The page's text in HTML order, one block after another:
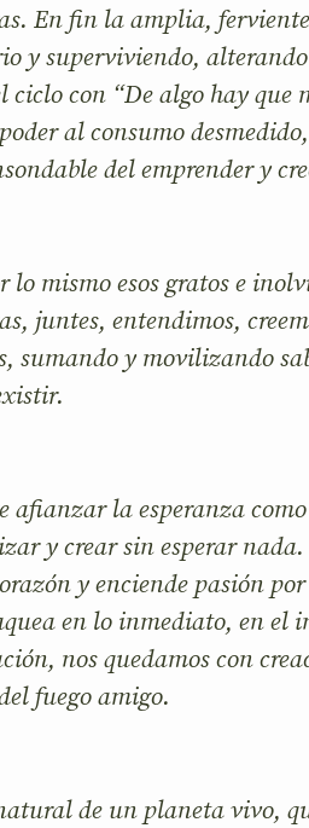
En fin la amplia,
y superviviendo,
con “De algo hay que
al consumo
del emprender y
mismo esos gratos e
juntes, entendimos,
sumando y movilizando
la esperanza
y crear sin esperar nada.
y enciende pasión
en lo inmediato, en el
nos quedamos con
fuego amigo.
de un planeta vivo,